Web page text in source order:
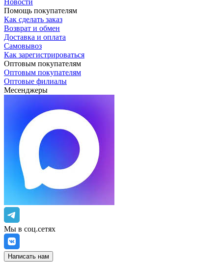
Новости
Помощь покупателям
Как сделать заказ
Возврат и обмен
Доставка и оплата
Самовывоз
Как зарегистрироваться
Оптовым покупателям
Оптовым покупателям
Оптовые филиалы
Месенджеры
Мы в соц.сетях
Написать нам